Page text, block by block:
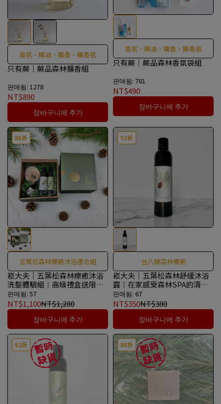
香氛、精油、擴香、擴香瓶
只有蕨｜蕨品森林擴香組
판매됨: 1278
NT$890
장바구니에 추가
香氛、精油、擴香、擴香瓶
只有蕨｜蕨品森林香氛袋組
판매됨: 781
NT$490
장바구니에 추가
86折
五葉松森林療癒沐浴禮合組
崧大夫｜五葉松森林療癒沐浴
洗髮體驗組｜高級禮盒送限量
藝術松木
판매됨: 57
NT$1,100NT$1,280
장바구니에 추가
92折
台八線森林療癒
崧大夫｜五葉松森林舒緩沐浴
露｜在家感受森林SPA的清新
舒緩
판매됨: 67
NT$350NT$380
장바구니에 추가
92折 88折